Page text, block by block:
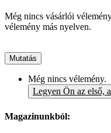
Még nincs vásárlói
vélemény más nyelven.
Mutatás
Még nincs vélemény.
Legyen Ön az első,
Magazinunkból: